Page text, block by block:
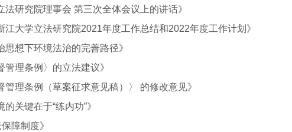
研究院理事会 第三次全体会议上的讲话》
大学立法研究院2021年度工作总结和2022年度工作计划》
想下环境法治的完善路径》
理条例〉的立法建议》
理条例（草案征求意见稿）〉 的修改意见》
关键在于“练内功”》
障制度》